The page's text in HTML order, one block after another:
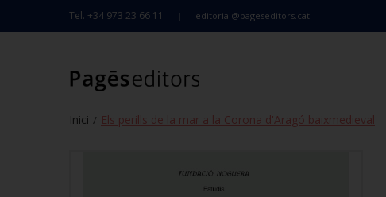
Tel. +34 973 23 66 11 editorial@pageseditors.cat
Inici / Els perills de la mar a la Corona d'Aragó baixmedieval